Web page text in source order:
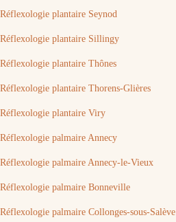
Réflexologie plantaire Seynod
Réflexologie plantaire Sillingy
Réflexologie plantaire Thônes
Réflexologie plantaire Thorens-Glières
Réflexologie plantaire Viry
Réflexologie palmaire Annecy
Réflexologie palmaire Annecy-le-Vieux
Réflexologie palmaire Bonneville
Réflexologie palmaire Collonges-sous-Salève